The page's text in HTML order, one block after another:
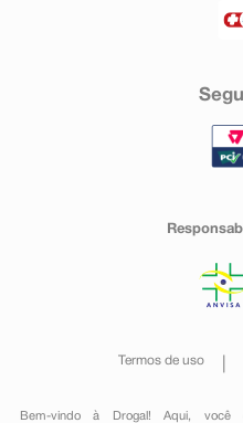
Termos de uso
Bem-vindo à Drogal! Aqui, você